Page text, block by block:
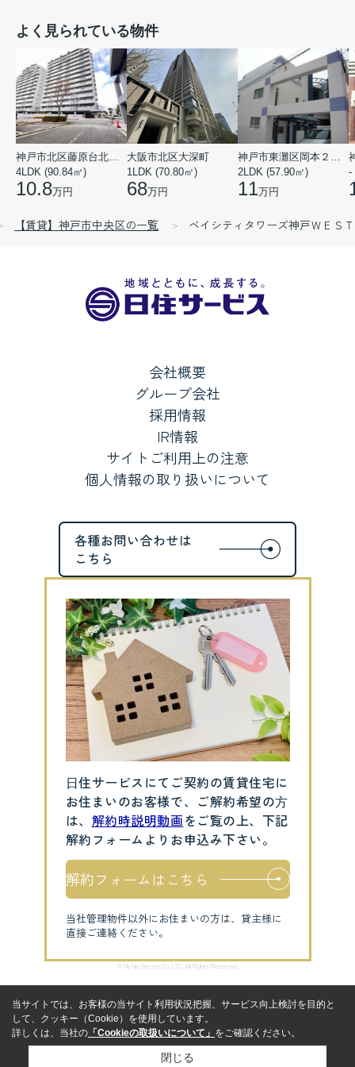
よく見られている物件
神戸市北区藤原台北町５丁目
4LDK (90.84㎡)
10.8万円
大阪市北区大深町
1LDK (70.80㎡)
68万円
神戸市東灘区岡本２丁目
2LDK (57.90㎡)
11万円
-
【賃貸】神戸市中央区の一覧 ベイシティタワーズ神戸ＷＥＳＴ
会社概要
グループ会社
採用情報
IR情報
サイトご利用上の注意
個人情報の取り扱いについて
⽇住サービスにてご契約の賃貸住宅に
お住まいのお客様で、ご解約希望の⽅
は、 解約時説明動画をご覧の上、下記
解約フォームよりお申込み下さい。
解約フォームはこちら
当社管理物件以外にお住まいの方は、貸主様に
直接ご連絡ください。
© Nichiju Service Co.,LTD. All Rights Reserved.
当サイトでは、お客様の当サイト利用状況把握、サービス向上検討を目的と
して、クッキー（Cookie）を使用しています。
詳しくは、当社の 「Cookieの取扱いについて」 をご確認ください。
閉じる